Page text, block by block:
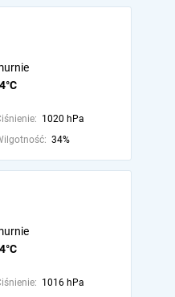
1020 hPa
34%
1016 hPa